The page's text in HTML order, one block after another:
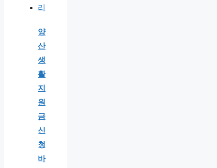
양
산
생
활
지
원
금
신
청
바